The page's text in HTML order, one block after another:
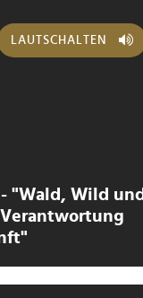
LAUTSCHALTEN
"Wald, Wild und